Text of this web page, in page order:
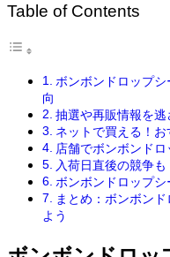
Table of Contents
ボンボンドロップ
向
抽選や再販情報を
ネットで買える！
店舗でボンボンド
入荷日直後の競争
ボンボンドロップ
まとめ：ボンボン
よう